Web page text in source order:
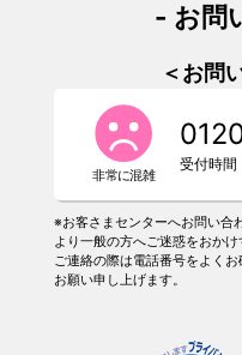
- お問
＜お問
受付時間
※お客さまセンターへお問い合
より一般の方へご迷惑をおかけ
ご連絡の際は電話番号をよく
お願い申し上げます。